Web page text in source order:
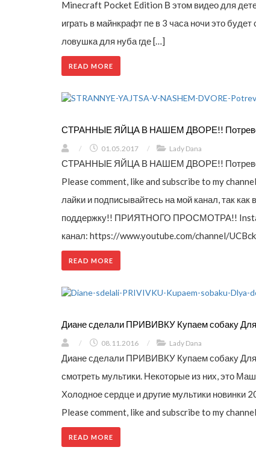
Minecraft Pocket Edition В этом видео для
играть в майнкрафт пе в 3 часа ночи это
ловушка для нуба где […]
READ MORE
СТРАННЫЕ ЯЙЦА В НАШЕМ ДВОРЕ!!
/ 01.05.2017 / Lady Dana
СТРАННЫЕ ЯЙЦА В НАШЕМ ДВОРЕ!!
Please comment, like and subscribe to my
лайки и подписывайтесь на мой канал, так
поддержку!! ПРИЯТНОГО ПРОСМОТРА!!
канал: https://www.youtube.com/channel/
READ MORE
Диане сделали ПРИВИВКУ Купаем собаку Для
/ 08.11.2016 / Lady Dana
Диане сделали ПРИВИВКУ Купаем собаку
смотреть мультики. Некоторые из них, это
Холодное сердце и другие мультики новинки
Please comment, like and subscribe to my
READ MORE